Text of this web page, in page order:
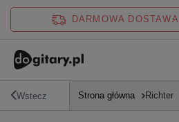
DARMOWA DOSTAWA
Wstecz Strona główna Richter